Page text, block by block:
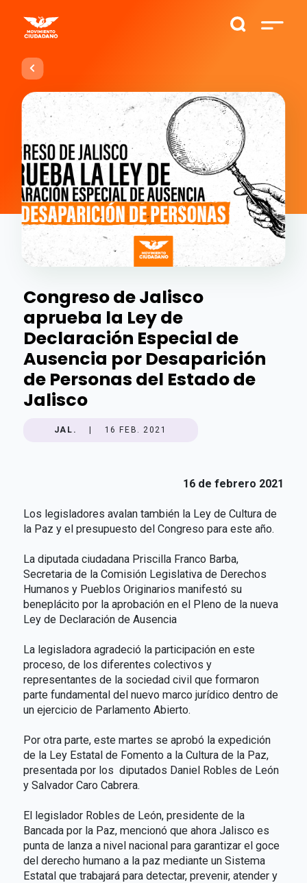
Congreso de Jalisco
aprueba la Ley de
Declaración Especial de
Ausencia por Desaparición
de Personas del Estado de
Jalisco
JAL. 16 FEB. 2021
16 de febrero 2021
Los legisladores avalan también la Ley de Cultura de
la Paz y el presupuesto del Congreso para este año.
La diputada ciudadana Priscilla Franco Barba,
Secretaria de la Comisión Legislativa de Derechos
Humanos y Pueblos Originarios manifestó su
beneplácito por la aprobación en el Pleno de la nueva
Ley de Declaración de Ausencia
La legisladora agradeció la participación en este
proceso, de los diferentes colectivos y
representantes de la sociedad civil que formaron
parte fundamental del nuevo marco jurídico dentro de
un ejercicio de Parlamento Abierto.
Por otra parte, este martes se aprobó la expedición
de la Ley Estatal de Fomento a la Cultura de la Paz,
presentada por los diputados Daniel Robles de León
y Salvador Caro Cabrera.
El legislador Robles de León, presidente de la
Bancada por la Paz, mencionó que ahora Jalisco es
punta de lanza a nivel nacional para garantizar el goce
del derecho humano a la paz mediante un Sistema
Estatal que trabajará para detectar, prevenir, atender y